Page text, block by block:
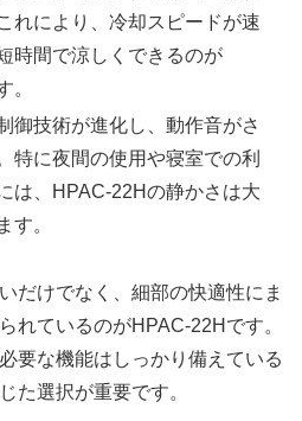
れにより、冷却スピードが速
時間で涼しくできるのが
。
御技術が進化し、動作音がさ
特に夜間の使用や寝室での利
は、HPAC-22Hの静かさは大
す。
だけでなく、細部の快適性にま
れているのがHPAC-22Hです。
要な機能はしっかり備えている
た選択が重要です。